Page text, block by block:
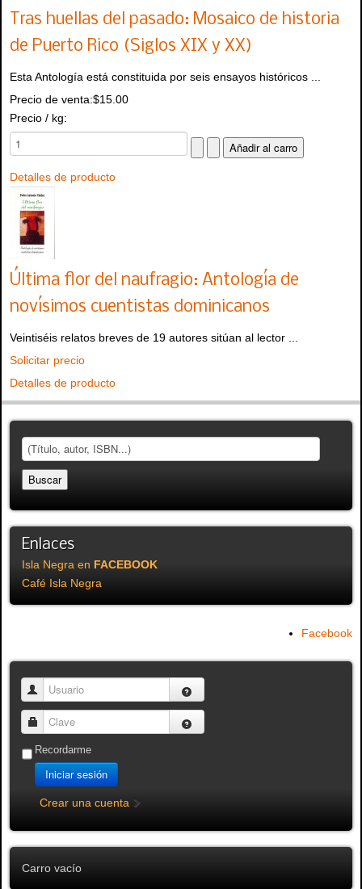
Tras huellas del pasado: Mosaico de historia
de Puerto Rico (Siglos XIX y XX)
Esta Antología está constituida por seis ensayos históricos ...
Precio de venta:$15.00
Precio / kg:
Detalles de producto
Última flor del naufragio: Antología de
novísimos cuentistas dominicanos
Veintiséis relatos breves de 19 autores sitúan al lector ...
Solicitar precio
Detalles de producto
Enlaces
Isla Negra en FACEBOOK
Café Isla Negra
Facebook
Usuario
Clave
Recordarme
Iniciar sesión
Crear una cuenta
Carro vacío